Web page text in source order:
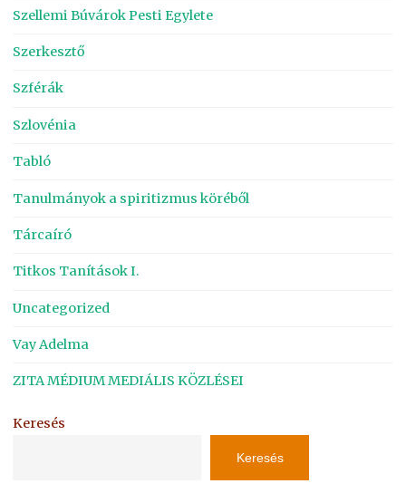
Szellemi Búvárok Pesti Egylete
Szerkesztő
Szférák
Szlovénia
Tabló
Tanulmányok a spiritizmus köréből
Tárcaíró
Titkos Tanítások I.
Uncategorized
Vay Adelma
ZITA MÉDIUM MEDIÁLIS KÖZLÉSEI
Keresés
Keresés